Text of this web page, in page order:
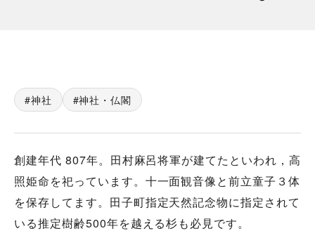
神社 神社・仏閣
創建年代 807年。田村麻呂将軍が建てたといわれ，高
照姫命を祀っています。十一面観音像と前立童子３体
を保存してます。田子町指定天然記念物に指定されて
いる推定樹齢500年を越える杉も必見です。